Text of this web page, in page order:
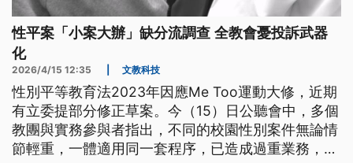
性平案「小案大辦」缺分流調查 全教會憂投訴武器
化
2026/4/15 12:35 文教科技
性別平等教育法2023年因應Me Too運動大修，近期
有立委提部分修正草案。今（15）日公聽會中，多個
教團與實務參與者指出，不同的校園性別案件無論情
節輕重，一體適用同一套程序，已造成過重業務，不